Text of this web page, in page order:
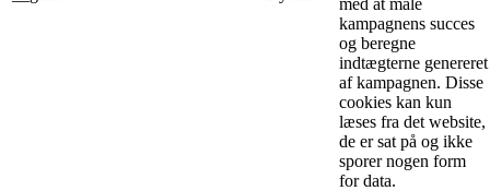
kampagnens succes
og beregne
indtægterne genereret
af kampagnen. Disse
cookies kan kun
læses fra det website,
de er sat på og ikke
sporer nogen form
for data.